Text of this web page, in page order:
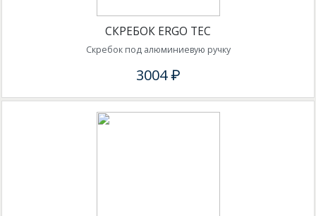
СКРЕБОК ERGO TEC
Скребок под алюминиевую ручку
3004 ₽